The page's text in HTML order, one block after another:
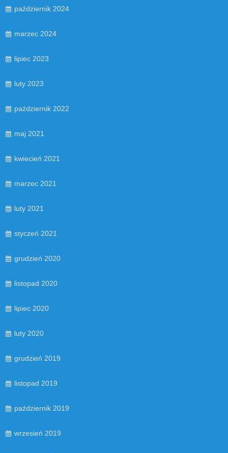
październik 2024
marzec 2024
lipiec 2023
luty 2023
październik 2022
maj 2021
kwiecień 2021
marzec 2021
luty 2021
styczeń 2021
grudzień 2020
listopad 2020
lipiec 2020
luty 2020
grudzień 2019
listopad 2019
październik 2019
wrzesień 2019